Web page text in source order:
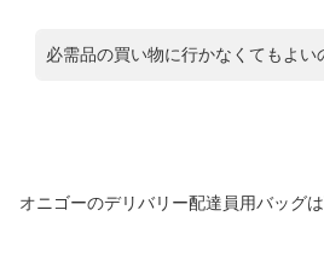
必需品の買い物に行かなくてもよい
オニゴーのデリバリー配達員用バッグ